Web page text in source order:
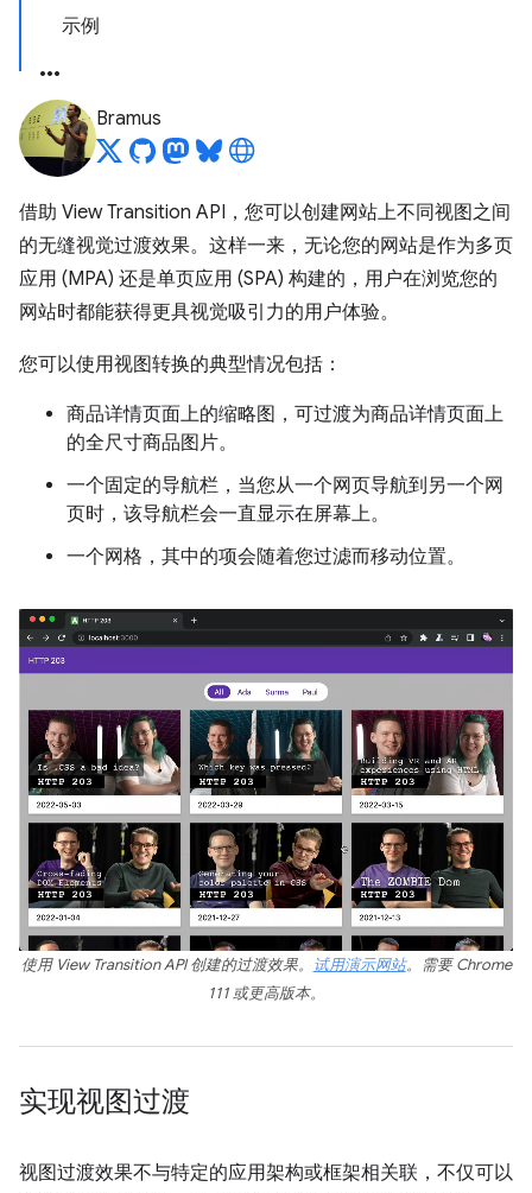
示例
Bramus
借助 View Transition API，您可以创建网站上不同视图之间
的无缝视觉过渡效果。这样一来，无论您的网站是作为多页
应用 (MPA) 还是单页应用 (SPA) 构建的，用户在浏览您的
网站时都能获得更具视觉吸引力的用户体验。
您可以使用视图转换的典型情况包括：
商品详情页面上的缩略图，可过渡为商品详情页面上
的全尺寸商品图片。
一个固定的导航栏，当您从一个网页导航到另一个网
页时，该导航栏会一直显示在屏幕上。
一个网格，其中的项会随着您过滤而移动位置。
使用 View Transition API 创建的过渡效果。 试用演示网站。需要 Chrome
111 或更高版本。
实现视图过渡
视图过渡效果不与特定的应用架构或框架相关联，不仅可以